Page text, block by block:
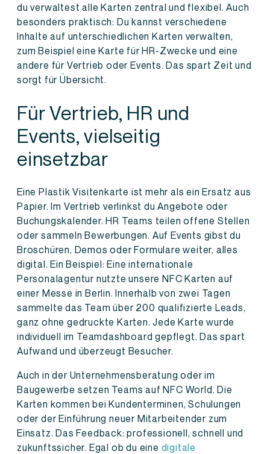
du verwaltest alle Karten zentral und flexibel. Auch
besonders praktisch: Du kannst verschiedene
Inhalte auf unterschiedlichen Karten verwalten,
zum Beispiel eine Karte für HR-Zwecke und eine
andere für Vertrieb oder Events. Das spart Zeit und
sorgt für Übersicht.
Für Vertrieb, HR und
Events, vielseitig
einsetzbar
Eine Plastik Visitenkarte ist mehr als ein Ersatz aus
Papier. Im Vertrieb verlinkst du Angebote oder
Buchungskalender. HR Teams teilen offene Stellen
oder sammeln Bewerbungen. Auf Events gibst du
Broschüren, Demos oder Formulare weiter, alles
digital. Ein Beispiel: Eine internationale
Personalagentur nutzte unsere NFC Karten auf
einer Messe in Berlin. Innerhalb von zwei Tagen
sammelte das Team über 200 qualifizierte Leads,
ganz ohne gedruckte Karten. Jede Karte wurde
individuell im Teamdashboard gepflegt. Das spart
Aufwand und überzeugt Besucher.
Auch in der Unternehmensberatung oder im
Baugewerbe setzen Teams auf NFC World. Die
Karten kommen bei Kundenterminen, Schulungen
oder der Einführung neuer Mitarbeitender zum
Einsatz. Das Feedback: professionell, schnell und
zukunftssicher. Egal ob du eine digitale